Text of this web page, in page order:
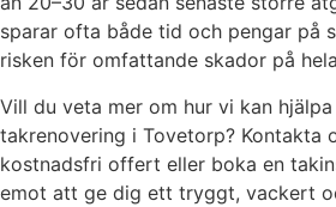
sparar ofta både tid och pengar på
risken för omfattande skador på
Vill du veta mer om hur vi kan
takrenovering i Tovetorp? Kontakta
kostnadsfri offert eller boka en
emot att ge dig ett tryggt, vackert